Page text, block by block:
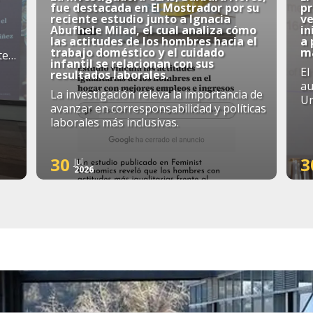
fue destacada en El Mostrador por su
reciente estudio junto a Ignacia
Abufhele Milad, el cual analiza cómo
las actitudes de los hombres hacia el
trabajo doméstico y el cuidado
infantil se relacionan con sus
resultados laborales.
La investigación releva la importancia de
avanzar en corresponsabilidad y políticas
laborales más inclusivas.
30 Jul
2026
a